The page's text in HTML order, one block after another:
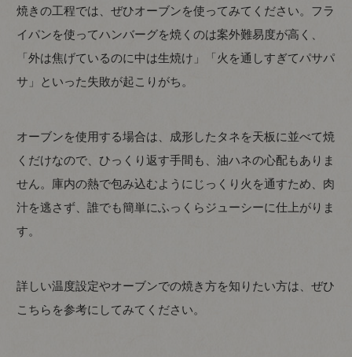
焼きの工程では、ぜひオーブンを使ってみてください。フラ
イパンを使ってハンバーグを焼くのは案外難易度が高く、
「外は焦げているのに中は生焼け」「火を通しすぎてパサパ
サ」といった失敗が起こりがち。
オーブンを使用する場合は、成形したタネを天板に並べて焼
くだけなので、ひっくり返す手間も、油ハネの心配もありま
せん。庫内の熱で包み込むようにじっくり火を通すため、肉
汁を逃さず、誰でも簡単にふっくらジューシーに仕上がりま
す。
詳しい温度設定やオーブンでの焼き方を知りたい方は、ぜひ
こちらを参考にしてみてください。